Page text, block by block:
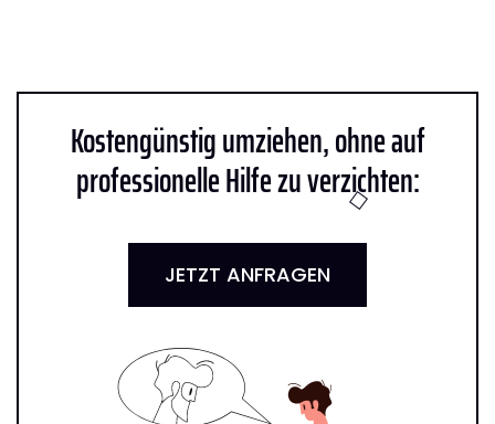
Kostengünstig umziehen, ohne auf
professionelle Hilfe zu verzichten:
JETZT ANFRAGEN